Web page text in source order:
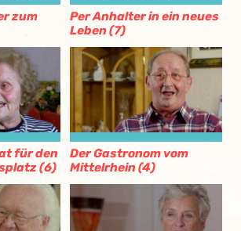
zum
Per Anhalter in ein neues
Leben (7)
für den
(6)
Der Gastronom vom
Mittelrhein (4)